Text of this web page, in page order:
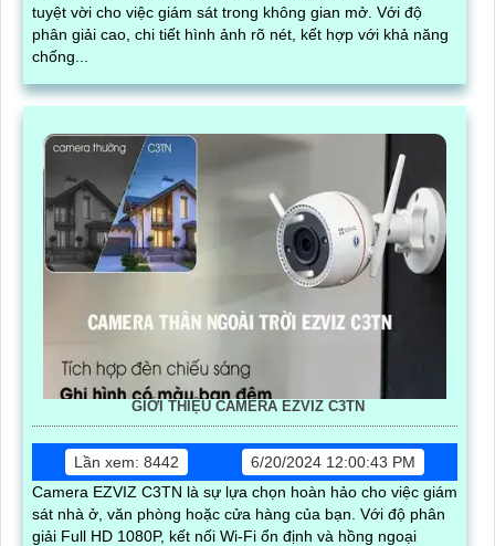
tuyệt vời cho việc giám sát trong không gian mở. Với độ
phân giải cao, chi tiết hình ảnh rõ nét, kết hợp với khả năng
chống...
GIỚI THIỆU CAMERA EZVIZ C3TN
Lần xem: 8442
6/20/2024 12:00:43 PM
Camera EZVIZ C3TN là sự lựa chọn hoàn hảo cho việc giám
sát nhà ở, văn phòng hoặc cửa hàng của bạn. Với độ phân
giải Full HD 1080P, kết nối Wi-Fi ổn định và hồng ngoại